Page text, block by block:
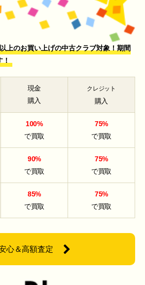
上のお買い上げの中古クラブ対象！期間
現金
購入
クレジット
購入
100%
で買取
75%
で買取
90%
で買取
75%
で買取
85%
で買取
75%
で買取
心＆高額査定